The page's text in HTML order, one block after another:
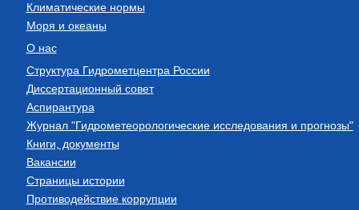
Климатические нормы
Моря и океаны
О нас
Структура Гидрометцентра России
Диссертационный совет
Аспирантура
Журнал "Гидрометеорологические исследования и прогнозы"
Книги, документы
Вакансии
Страницы истории
Противодействие коррупции